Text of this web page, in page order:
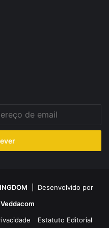
| Desenvolvido por
Estatuto Editorial